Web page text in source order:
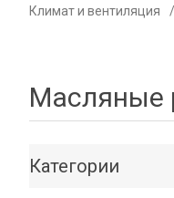
Климат и вентиляция
/
Масляные
Категории